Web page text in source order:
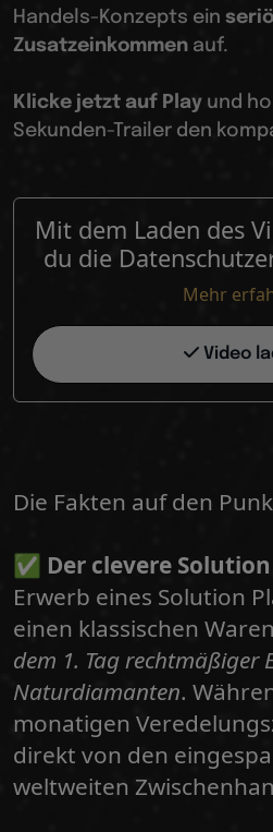
Handels-Konzepts ein
Zusatzeinkommen auf.
Klicke jetzt auf Play und
Sekunden-Trailer den
Mit dem Laden des
du die
Mehr
Video
Die Fakten auf den
✅ Der clevere
Erwerb eines Solution
einen klassischen
dem 1. Tag rechtmäßiger
Naturdiamanten.
monatigen
direkt von den
weltweiten